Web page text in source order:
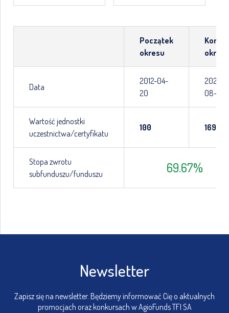
Początek
okresu
Koniec
okresu
Data
2012-04-
20
2026-
08-06
Wartość jednostki
uczestnictwa/certyfikatu
100 169.67
Stopa zwrotu
subfunduszu/funduszu
69.67%
Newsletter
Zapisz się na newsletter. Będziemy informować Cię o aktualnych
promocjach oraz konkursach w AgioFunds TFI SA